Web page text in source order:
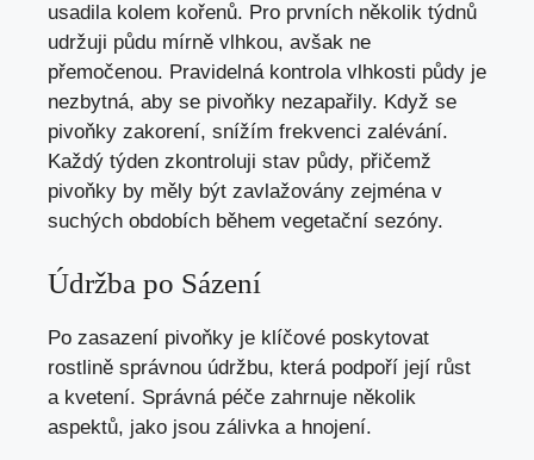
usadila kolem kořenů. Pro prvních několik týdnů
udržuji půdu mírně vlhkou, avšak ne
přemočenou. Pravidelná kontrola vlhkosti půdy je
nezbytná, aby se pivoňky nezapařily. Když se
pivoňky zakorení, snížím frekvenci zalévání.
Každý týden zkontroluji stav půdy, přičemž
pivoňky by měly být zavlažovány zejména v
suchých obdobích během vegetační sezóny.
Údržba po Sázení
Po zasazení pivoňky je klíčové poskytovat
rostlině správnou údržbu, která podpoří její růst
a kvetení. Správná péče zahrnuje několik
aspektů, jako jsou zálivka a hnojení.